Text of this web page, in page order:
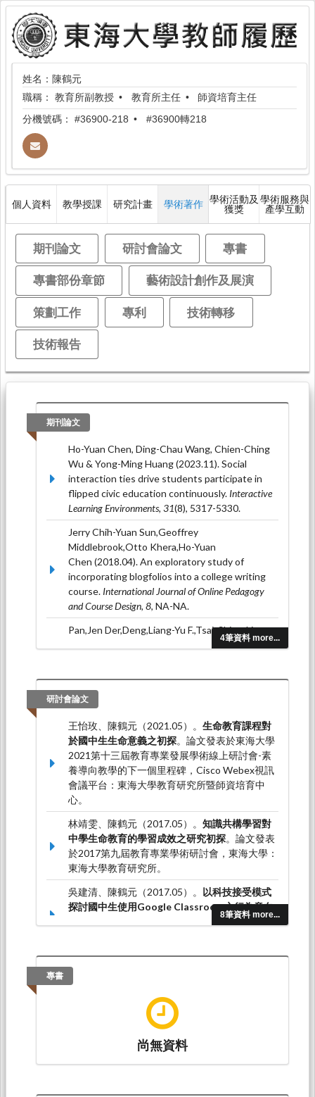
姓名：陳鶴元
職稱： 教育所副教授 教育所主任
師資培育主任
分機號碼： #36900-218 #36900轉218
個人資料 教學授課 研究計畫 學術著作 學術活動及
獲獎
學術服務與
產學互動
期刊論文 研討會論文 專書
專書部份章節 藝術設計創作及展演
策劃工作 專利 技術轉移
技術報告
期刊論文
4筆資料 more...
Ho-Yuan Chen, Ding-Chau Wang, Chien-Ching
Wu & Yong-Ming Huang (2023.11). Social
interaction ties drive students participate in
flipped civic education continuously. Interactive
Learning Environments, 31(8), 5317-5330.
Jerry Chih-Yuan Sun,Geoffrey
Middlebrook,Otto Khera,Ho-Yuan
Chen (2018.04). An exploratory study of
incorporating blogfolios into a college writing
course. International Journal of Online Pedagogy
and Course Design, 8, NA-NA.
Pan,Jen Der,Deng,Liang-Yu F.,Tsai, Shiou-Ling,
Journal of Guidance and Counseling, 42
Walters, B. G. (2013.09). E-character education
among digital natives: Focusing on character
exemplars.Computers & Education, 67, 58-68.
研討會論文
8筆資料 more...
王怡玫、陳鶴元（2021.05）。 生命教育課程對
於國中生生命意義之初探。論文發表於東海大學
2021第十三屆教育專業發展學術線上研討會-素
養導向教學的下一個里程碑，Cisco Webex視訊
會議平台：東海大學教育研究所暨師資培育中
心。
林靖雯、陳鹤元（2017.05）。 知識共構學習對
中學生命教育的學習成效之研究初探。論文發表
於2017第九屆教育專業學術研討會，東海大學：
東海大學教育研究所。
吳建清、陳鶴元（2017.05）。 以科技接受模式
探討國中生使用Google Classroom之行為意向
。論文發表於2017第九屆教育專業發展學術
鄧佳恩、陳鶴元、張斐庭（2016.12）。淺談教
術研討會，淡江大學：台灣教育傳播暨科技學
劉瑞傳、陳鶴元（2016.05）。
專書
尚無資料